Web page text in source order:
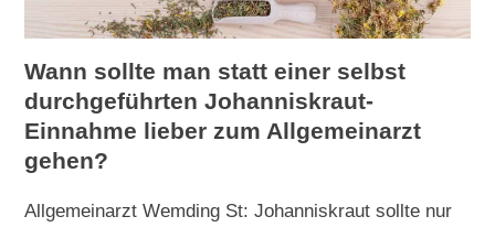
Wann sollte man statt einer selbst
durchgeführten Johanniskraut-
Einnahme lieber zum Allgemeinarzt
gehen?
Allgemeinarzt Wemding St: Johanniskraut sollte nur